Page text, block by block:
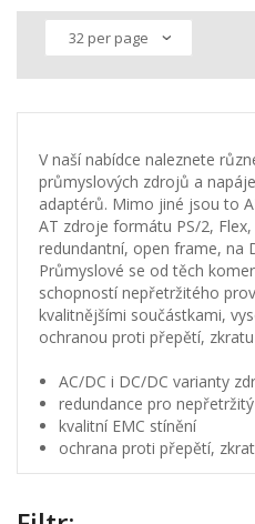
V naší nabídce naleznete
průmyslových zdrojů a
adaptérů. Mimo jiné jsou to
AT zdroje formátu PS/2, Flex,
redundantní, open frame, na
Průmyslové se od těch
schopností nepřetržitého
kvalitnějšími součástkami,
ochranou proti přepětí,
AC/DC i DC/DC varianty
redundance pro
kvalitní EMC stínění
ochrana proti přepětí,